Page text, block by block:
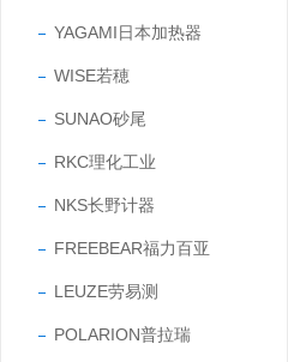
YAGAMI日本加热器
WISE若穂
SUNAO砂尾
RKC理化工业
NKS长野计器
FREEBEAR福力百亚
LEUZE劳易测
POLARION普拉瑞